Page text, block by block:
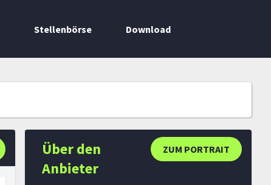
Stellenbörse Download
ZUM PORTRAIT
Über den
Anbieter